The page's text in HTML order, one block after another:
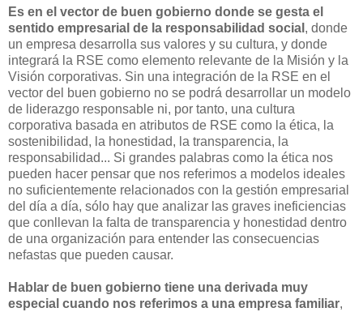
Es en el vector de buen gobierno donde se gesta el
sentido empresarial de la responsabilidad social , donde
un empresa desarrolla sus valores y su cultura, y donde
integrará la RSE como elemento relevante de la Misión y la
Visión corporativas. Sin una integración de la RSE en el
vector del buen gobierno no se podrá desarrollar un modelo
de liderazgo responsable ni, por tanto, una cultura
corporativa basada en atributos de RSE como la ética, la
sostenibilidad, la honestidad, la transparencia, la
responsabilidad... Si grandes palabras como la ética nos
pueden hacer pensar que nos referimos a modelos ideales
no suficientemente relacionados con la gestión empresarial
del día a día, sólo hay que analizar las graves ineficiencias
que conllevan la falta de transparencia y honestidad dentro
de una organización para entender las consecuencias
nefastas que pueden causar.
Hablar de buen gobierno tiene una derivada muy
especial cuando nos referimos a una empresa familiar,